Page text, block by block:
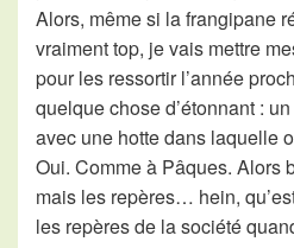
Alors, même si la frangipane
vraiment top, je vais mettre
pour les ressortir l’année
quelque chose d’étonnant :
avec une hotte dans laquelle
Oui. Comme à Pâques. Alors
mais les repères… hein,
les repères de la société